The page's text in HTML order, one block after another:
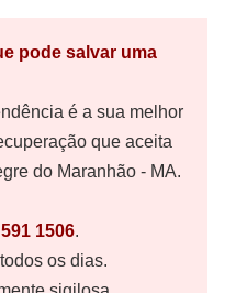
pode salvar uma
é a sua melhor
que aceita
do Maranhão - MA.
1506.
os dias.